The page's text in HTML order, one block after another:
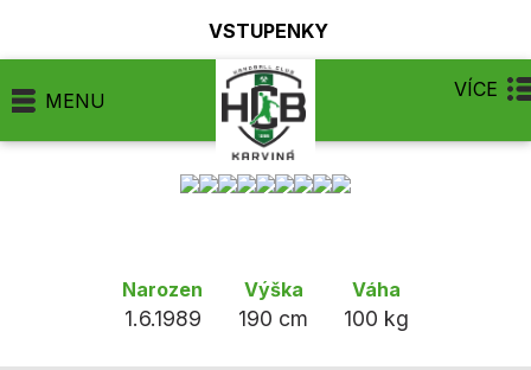
VSTUPENKY
MENU VÍCE
Narozen
1.6.1989
Výška
190 cm
Váha
100 kg